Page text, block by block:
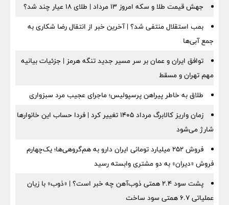
جهش قیمت طلا و سکه امروز ۱۳ مرداد | طلای ۱۸ عیار چند شد؟
بمب استقلال منتفی شد؟ | آخرین خبر از انتقال رضا شکاری به
جمع آبی‌ها
توافق ایران و عمان بر سر مسیر جدید تنگه هرمز | جزئیات بیانیه
مهم تهران و مسقط
طلاق به خاطر پیراهن پرسپولیس؛ ماجرای عجیب مرد سبزواری
زمان واریز کالابرگ مرداد ۱۴۰۵ تغییر کرد | فردا حساب این خانوارها
شارژ می‌شود
فروش ۲۵۲ میلیارد تومانی ایران دارو به هم‌گروهی‌ها؛ یک‌چهارم
فروش «دیران» به دو مشتری وابسته رسید
پشت سود ۲.۴ همتی ذوب‌آهن چه خبر است؟ | «ذوب» با زیان
عملیاتی ۶.۷ همتی سود ساخت